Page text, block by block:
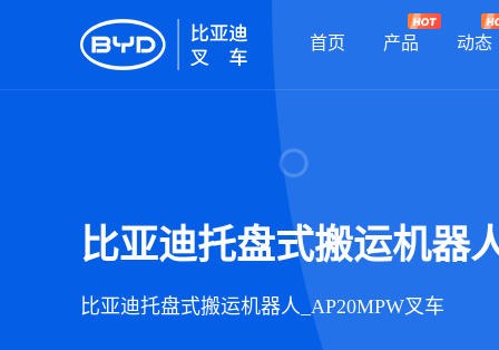
首页 产品 动态
比亚迪托盘式搬运机器
比亚迪托盘式搬运机器人_AP20MPW叉车